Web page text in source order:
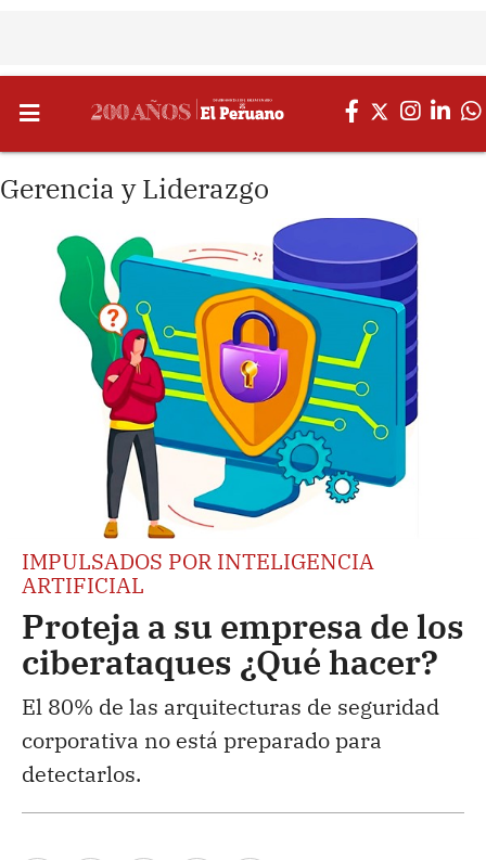
Gerencia y Liderazgo
IMPULSADOS POR INTELIGENCIA
ARTIFICIAL
Proteja a su empresa de los
ciberataques ¿Qué hacer?
El 80% de las arquitecturas de seguridad
corporativa no está preparado para
detectarlos.